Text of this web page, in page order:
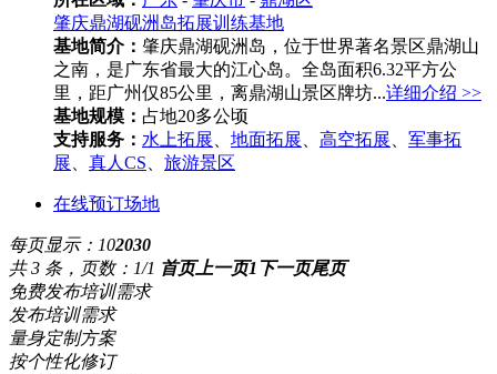
肇庆鼎湖砚洲岛拓展训练基地
基地简介： 肇庆鼎湖砚洲岛，位于世界著名景区鼎湖山
之南，是广东省最大的江心岛。全岛面积6.32平方公
里，距广州仅85公里，离鼎湖山景区牌坊...详细介绍 >>
基地规模： 占地20多公顷
支持服务： 水上拓展 地面拓展 高空拓展
军事拓
展
真人CS 旅游景区
在线预订场地
每页显示： 102030
共 3 条，页数：1/1 首页上一页1 下一页尾页
免费发布培训需求
发布培训需求
量身定制方案
按个性化修订